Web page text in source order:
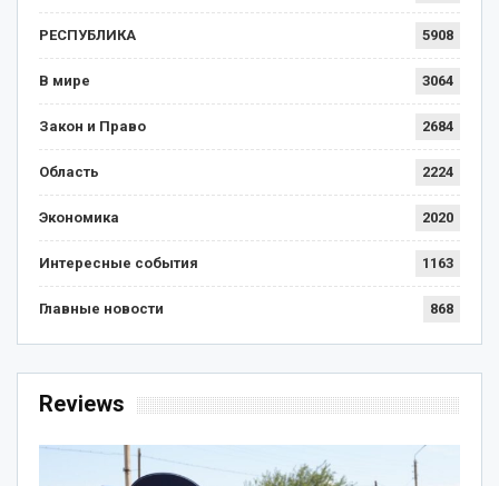
РЕСПУБЛИКА 5908
В мире 3064
Закон и Право 2684
Область 2224
Экономика 2020
Интересные события 1163
Главные новости 868
Reviews